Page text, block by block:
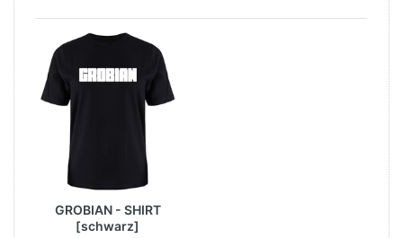
GROBIAN - SHIRT
[schwarz]